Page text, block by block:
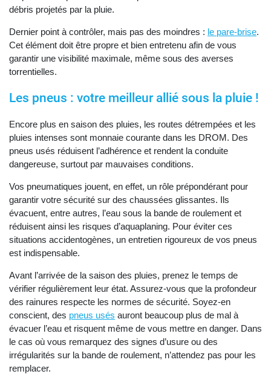
débris projetés par la pluie.
Dernier point à contrôler, mais pas des moindres : le pare-brise.
Cet élément doit être propre et bien entretenu afin de vous
garantir une visibilité maximale, même sous des averses
torrentielles.
Les pneus : votre meilleur allié sous la pluie !
Encore plus en saison des pluies, les routes détrempées et les
pluies intenses sont monnaie courante dans les DROM. Des
pneus usés réduisent l’adhérence et rendent la conduite
dangereuse, surtout par mauvaises conditions.
Vos pneumatiques jouent, en effet, un rôle prépondérant pour
garantir votre sécurité sur des chaussées glissantes. Ils
évacuent, entre autres, l’eau sous la bande de roulement et
réduisent ainsi les risques d’aquaplaning. Pour éviter ces
situations accidentogènes, un entretien rigoureux de vos pneus
est indispensable.
Avant l’arrivée de la saison des pluies, prenez le temps de
vérifier régulièrement leur état. Assurez-vous que la profondeur
des rainures respecte les normes de sécurité. Soyez-en
conscient, des pneus usés auront beaucoup plus de mal à
évacuer l’eau et risquent même de vous mettre en danger. Dans
le cas où vous remarquez des signes d’usure ou des
irrégularités sur la bande de roulement, n’attendez pas pour les
remplacer.